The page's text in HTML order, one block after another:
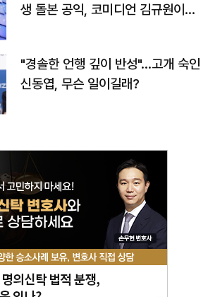
생 돌본 공익, 코미디언 김규원이었
"경솔한 언행 깊이 반성"…고개 숙인
신동엽, 무슨 일이길래?